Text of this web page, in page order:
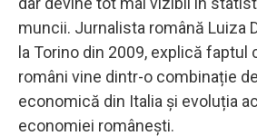
muncii. Jurnalista română Luiza
la Torino din 2009, explică faptul
români vine dintr-o combinație
economică din Italia și evoluția
economiei românești.